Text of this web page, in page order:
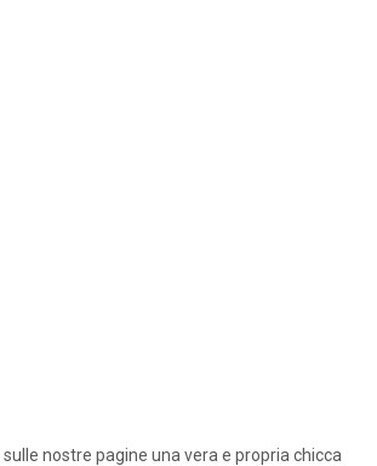
nostre pagine una vera e propria chicca